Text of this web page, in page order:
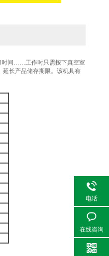
时间……工作时只需按下真空室
延长产品储存期限。该机具有
电话
在线咨询